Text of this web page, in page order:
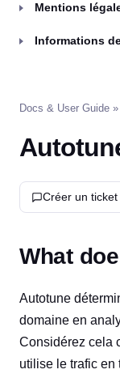
Mentions
Informations
Docs & User Guide »
Créer un
What
Autotune
domaine en
Considérez cela
utilise le trafic en